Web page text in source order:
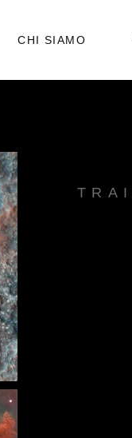
CHI SIAMO